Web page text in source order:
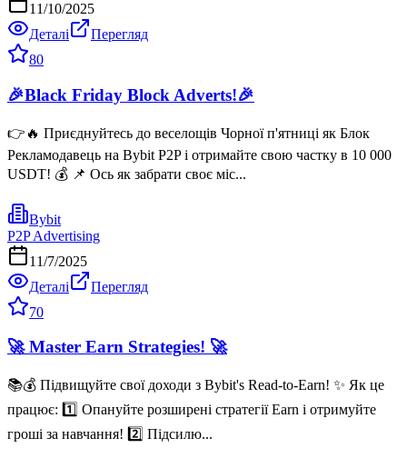
11/10/2025
Деталі
Перегляд
80
🎉Black Friday Block Adverts!🎉
👉🔥 Приєднуйтесь до веселощів Чорної п'ятниці як Блок
Рекламодавець на Bybit P2P і отримайте свою частку в 10 000
USDT! 💰 📌 Ось як забрати своє міс...
Bybit
P2P Advertising
11/7/2025
Деталі
Перегляд
70
🚀 Master Earn Strategies! 🚀
📚💰 Підвищуйте свої доходи з Bybit's Read-to-Earn! ✨ Як це
працює: 1️⃣ Опануйте розширені стратегії Earn і отримуйте
гроші за навчання! 2️⃣ Підсилю...